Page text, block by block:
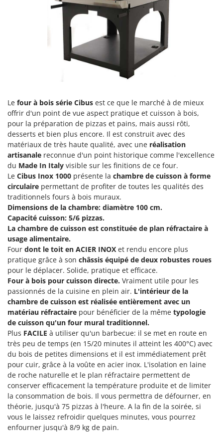
Groupes électrogènes
Gyrobroyeurs à lame pour tracteur
Haches - Cognées et Hachettes
Hachoirs à viande
L
Lames à neige
Lames niveleuses pour tracteur
Lave-vitres
Lieuses électriques pour vignes
M
Machines à pâtes
Machines pour la transformation des fruits
Machines sous vide
Motobineuses
Motoculteurs
Motofaucheuses
Motopompes pour irrigation
Moulins à céréales électriques
Moulins à farine
N
Nettoyeurs et Balais à vapeur
Nettoyeurs haute pression
Nettoyeurs tapis, moquettes et tapisseries
P
Peignes vibreurs et Secoueurs à olives
Pelles rétros pour tracteur
Energy Gruppi
Enotecnica Pillan
Eschenfelder
EuroMech
Eurosystems
F
FAC
Fama Industrie
Famag
Famur
FARMER
FBC
Ferrari Group
Ferroni
Ferrua
FIAC
FIEM
Fimar
FINI
Fiorentini
Fiskars
Flymo
Fontana Forni
Le four à bois série Cibus est ce que le marché à de mieux
offrir d'un point de vue aspect pratique et cuisson à bois,
pour la préparation de pizzas et pains, mais aussi rôti,
desserts et bien plus encore. Il est construit avec des
matériaux de très haute qualité, avec une réalisation
artisanale reconnue d'un point historique comme l'excellence
du Made In Italy visible sur les finitions de ce four.
Le Cibus Inox 1000 présente la chambre de cuisson à forme
circulaire permettant de profiter de toutes les qualités des
traditionnels fours à bois muraux.
Dimensions de la chambre: diamètre 100 cm.
Capacité cuisson: 5/6 pizzas.
La chambre de cuisson est constituée de plan réfractaire à
usage alimentaire.
Four dont le toit en ACIER INOX et rendu encore plus
pratique grâce à son châssis équipé de deux robustes roues
pour le déplacer. Solide, pratique et efficace.
Four à bois pour cuisson directe. Vraiment utile pour les
passionnés de la cuisine en plein air. L'intérieur de la
chambre de cuisson est réalisée entièrement avec un
matériau réfractaire pour bénéficier de la même typologie
de cuisson qu'un four mural traditionnel.
Plus FACILE à utiliser qu'un barbecue: il se met en route en
très peu de temps (en 15/20 minutes il atteint les 400°C) avec
du bois de petites dimensions et il est immédiatement prêt
pour cuir, grâce à la voûte en acier inox. L'isolation en laine
de roche naturelle et le plan réfractaire permettent de
conserver efficacement la température produite et de limiter
la consommation de bois. Il vous permettra de défourner, en
théorie, jusqu'à 75 pizzas à l'heure. A la fin de la soirée, si
vous le laissez refroidir quelques minutes, vous pourrez
enfourner jusqu'à 8/9 kg de pain.